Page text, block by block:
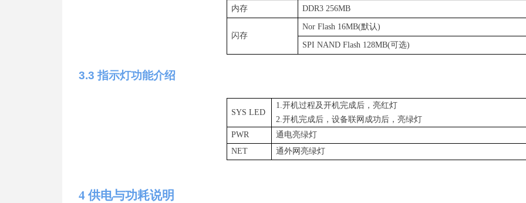
内存 DDR3 256MB
闪存
Nor Flash 16MB(默认)
SPI NAND Flash 128MB(可选)
3.3 指示灯功能介绍
SYS LED
1.开机过程及开机完成后， 亮红灯
2.开机完成后，设备联网成功后，亮绿灯
PWR
通电亮绿灯
NET
通外网亮绿灯
4 供电与功耗说明